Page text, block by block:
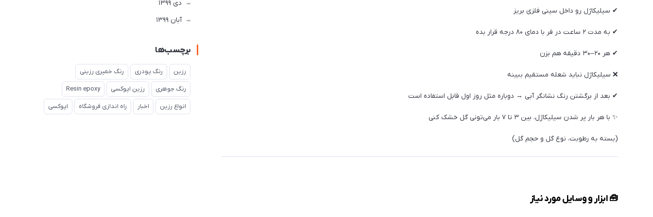
✔ سیلیکاژل رو داخل سینی فلزی بریز
✔ به مدت ۲ ساعت در فر با دمای ۸۰ درجه قرار بده
✔ هر ۲۰–۳۰ دقیقه هم بزن
❌ سیلیکاژل نباید شعله مستقیم ببینه
✔ بعد از برگشتن رنگ نشانگر آبی → دوباره مثل روز اول قابل استفاده است
✨ با هر بار پر شدن سیلیکاژل، بین ۳ تا ۷ بار می‌تونی گل خشک کنی
(بسته به رطوبت، نوع گل و حجم گل)
🧰 ابزار و وسایل مورد نیاز
دی 1399
آبان 1399
برچسب‌ها
رزین رنگ پودری رنگ خمیری رزینی
رنگ جوهری رزین اپوکسی Resin epoxy
انواع رزین اخبار راه اندازی فروشگاه اپوکسی